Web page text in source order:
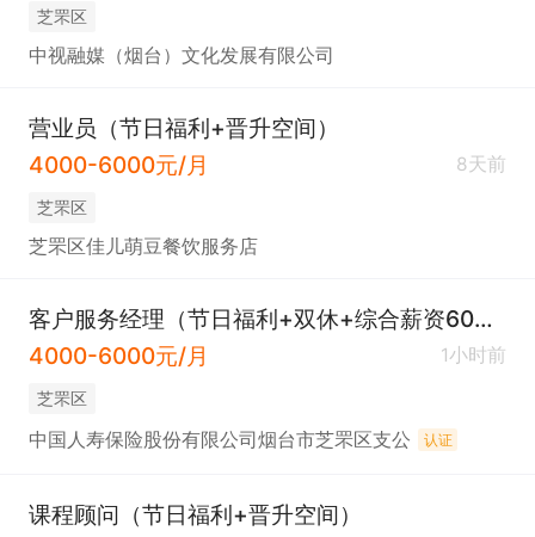
电话里请说是烟台直聘看到的！
芝罘区
中视融媒（烟台）文化发展有限公司
营业员（节日福利+晋升空间）
4000-6000元/月
8天前
芝罘区
芝罘区佳儿萌豆餐饮服务店
客户服务经理（节日福利+双休+综合薪资6000）
4000-6000元/月
1小时前
芝罘区
中国人寿保险股份有限公司烟台市芝罘区支公 认证
课程顾问（节日福利+晋升空间）